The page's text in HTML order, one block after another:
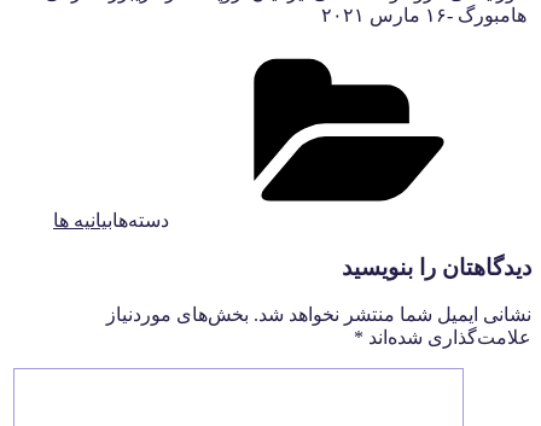
هامبورگ -١۶ مارس ۲۰۲۱
دسته‌هابیانیه ها
دیدگاهتان را بنویسید
نشانی ایمیل شما منتشر نخواهد شد. بخش‌های موردنیاز
علامت‌گذاری شده‌اند *